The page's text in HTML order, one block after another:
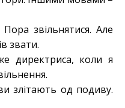
Пора звільнятися. Але
звати.
директриса, коли я
злітають од подиву.